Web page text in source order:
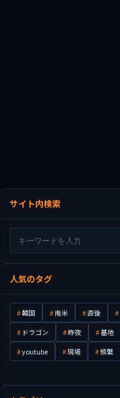
サイト内検索
人気のタグ
韓国 南米 直後
ドラゴン
昨夜 基地
youtube
現場 頻繁